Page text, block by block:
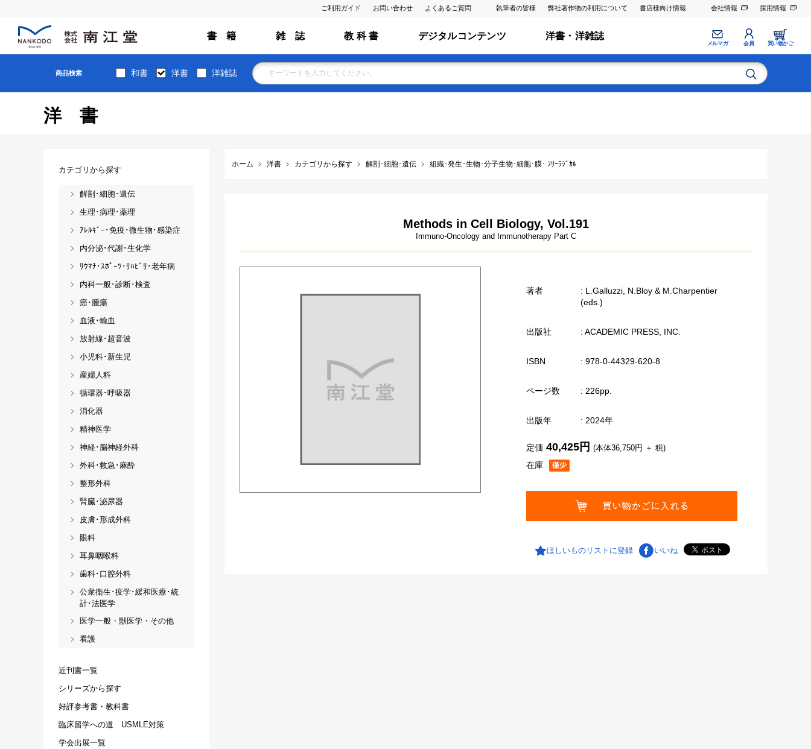
ご利用ガイド お問い合わせ よくあるご質問 執筆者の皆様 弊社著作物の利用について 書店様向け情報 会社情報 採用情報
書 籍 雑 誌 教 科 書 デジタルコンテンツ 洋書・洋雑誌
メルマガ 会員 買い物かご
商品検索 和書 洋書 洋雑誌
洋書
ホーム 洋書 カテゴリから探す 解剖･細胞･遺伝 組織･発生･生物･分子生物･細胞･膜･ ﾌﾘｰﾗｼﾞｶﾙ
Methods in Cell Biology, Vol.191
Immuno-Oncology and Immunotherapy Part C
著者
: L.Galluzzi, N.Bloy & M.Charpentier
(eds.)
出版社 : ACADEMIC PRESS, INC.
ISBN : 978-0-44329-620-8
ページ数 : 226pp.
出版年 : 2024年
在庫
定価 40,425円 (本体36,750円 ＋ 税)
ほしいものリストに登録 いいね
カテゴリから探す
解剖･細胞･遺伝
生理･病理･薬理
ｱﾚﾙｷﾞｰ･免疫･微生物･感染症
内分泌･代謝･生化学
ﾘｳﾏﾁ･ｽﾎﾟｰﾂ･ﾘﾊﾋﾞﾘ･老年病
内科一般･診断･検査
癌･腫瘍
血液･輸血
放射線･超音波
小児科･新生児
産婦人科
循環器･呼吸器
消化器
精神医学
神経･脳神経外科
外科･救急･麻酔
整形外科
腎臓･泌尿器
皮膚･形成外科
眼科
耳鼻咽喉科
歯科･口腔外科
公衆衛生･疫学･緩和医療･統
計･法医学
医学一般・獣医学・その他
看護
近刊書一覧
シリーズから探す
好評参考書・教科書
臨床留学への道 USMLE対策
学会出展一覧